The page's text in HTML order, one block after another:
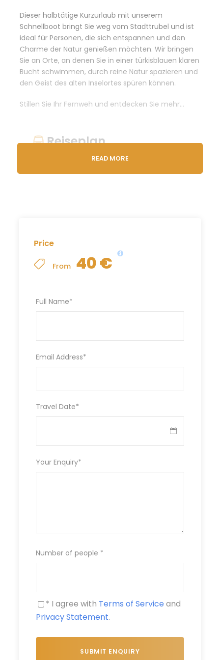
Price
From 40 €
Full Name*
Email Address*
Travel Date*
Your Enquiry*
Number of people *
* I agree with Terms of Service and
Privacy Statement.
Dieser halbtätige Kurzurlaub mit unserem
Schnellboot bringt Sie weg vom Stadttrubel und ist
ideal für Personen, die sich entspannen und den
Charme der Natur genießen möchten. Wir bringen
Sie an Orte, an denen Sie in einer türkisblauen klaren
Bucht schwimmen, durch reine Natur spazieren und
den Geist des alten Inselortes spüren können.
Stillen Sie Ihr Fernweh und entdecken Sie mehr…
Reiseplan
09:15-11:15 / 15:15-17:15
Freizeit zum Entspannen in der
Blauen Lagune
Wenn wir uns auf eine Reise vom Hafen aus
begeben, ist der erste Eindruck ein
Panoramablick auf die erstaunliche
Kamerlengo.
READ MORE